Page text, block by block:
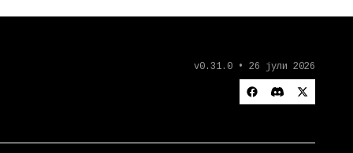
v0.31.0 • 26 јули 2026